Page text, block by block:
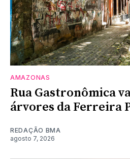
AMAZONAS
Rua Gastronômica
árvores da Ferreira
REDAÇÃO BMA
agosto 7, 2026